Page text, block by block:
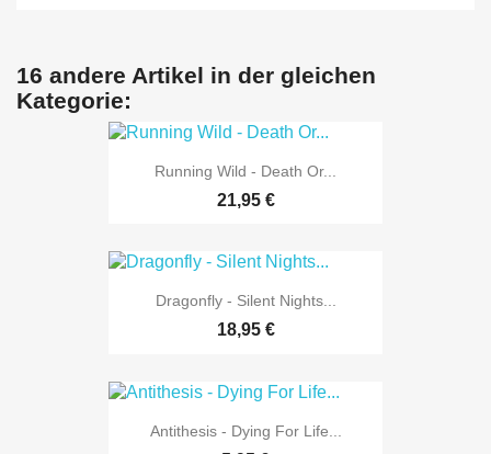
16 andere Artikel in der gleichen
Kategorie:
Running Wild - Death Or...
21,95 €
Dragonfly - Silent Nights...
18,95 €
Antithesis - Dying For Life...